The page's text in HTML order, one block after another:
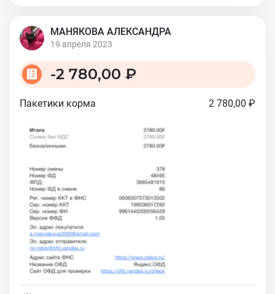
МАНЯКОВА АЛЕКСАНДРА
19 апреля 2023
-2 780,00 ₽
Пакетики корма 2 780,00 ₽